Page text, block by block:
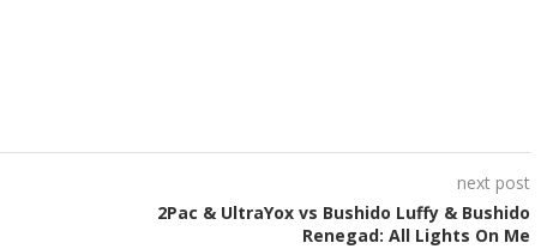
next post
2Pac & UltraYox vs Bushido Luffy & Bushido
Renegad: All Lights On Me